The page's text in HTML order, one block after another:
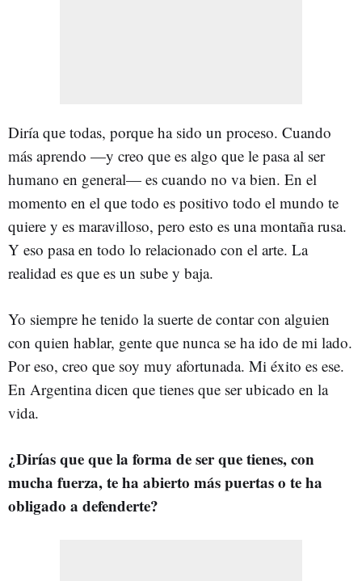
Diría que todas, porque ha sido un proceso. Cuando
más aprendo —y creo que es algo que le pasa al ser
humano en general— es cuando no va bien. En el
momento en el que todo es positivo todo el mundo te
quiere y es maravilloso, pero esto es una montaña rusa.
Y eso pasa en todo lo relacionado con el arte. La
realidad es que es un sube y baja.
Yo siempre he tenido la suerte de contar con alguien
con quien hablar, gente que nunca se ha ido de mi lado.
Por eso, creo que soy muy afortunada. Mi éxito es ese.
En Argentina dicen que tienes que ser ubicado en la
vida.
¿Dirías que que la forma de ser que tienes, con
mucha fuerza, te ha abierto más puertas o te ha
obligado a defenderte?